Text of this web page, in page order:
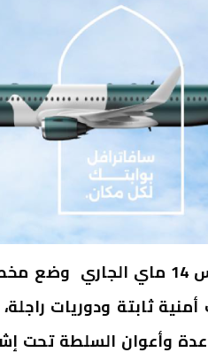
تفعيلا لتوجيهات وزارية وإقليمية، تم
ثابتة ودوريات
وأعوان السلطة تحت